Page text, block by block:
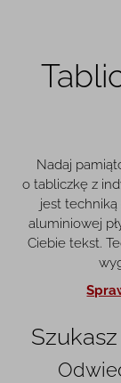
Nadaj
o tabliczkę z
jest
aluminiowej
Ciebie tekst.